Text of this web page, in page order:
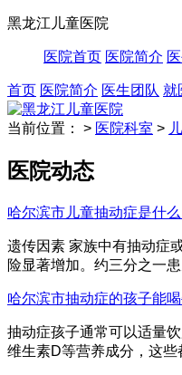
黑龙江儿童医院
医院首页 医院简介
首页 医院简介 医生团队 就
当前位置： > 医院科室 >
医院动态
哈尔滨市儿童抽动症是什
遗传因素 家族中有抽动症
险显著增加。约三分之一
哈尔滨市抽动症的孩子能
抽动症孩子通常可以适量
维生素D等营养成分，这